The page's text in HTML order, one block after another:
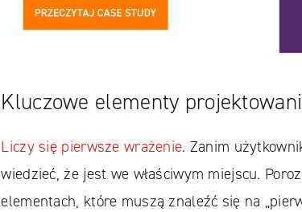
Kluczowe elementy
Liczy się pierwsze wrażenie. Zanim
wiedzieć, że jest we właściwym miejscu.
elementach, które muszą znaleźć się na